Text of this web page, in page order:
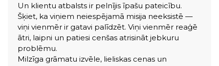
Un klientu atbalsts ir pelnījis īpašu pateicību.
Šķiet, ka viņiem neiespējamā misija neeksistē —
viņi vienmēr ir gatavi palīdzēt. Viņi vienmēr reaģē
ātri, laipni un patiesi cenšas atrisināt jebkuru
problēmu.
Milzīga grāmatu izvēle, lieliskas cenas un